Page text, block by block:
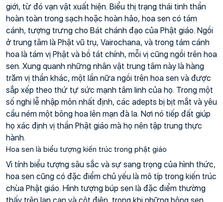
giới, từ đó vạn vật xuất hiện. Biểu thị trạng thái tinh thần
hoàn toàn trong sạch hoặc hoàn hảo, hoa sen có tám
cánh, tượng trưng cho Bát chánh đạo của Phật giáo. Ngồi
ở trung tâm là Phật vũ trụ, Vairochana, và trong tám cánh
hoa là tám vị Phật và bồ tát chính, mỗi vị cũng ngồi trên hoa
sen. Xung quanh những nhân vật trung tâm này là hàng
trăm vị thần khác, một lần nữa ngồi trên hoa sen và được
sắp xếp theo thứ tự sức mạnh tâm linh của họ. Trong một
số nghi lễ nhập môn nhất định, các adepts bị bịt mắt và yêu
cầu ném một bông hoa lên mạn đà la. Nơi nó tiếp đất giúp
họ xác định vị thần Phật giáo mà họ nên tập trung thực
hành.
Hoa sen là biểu tượng kiến trúc trong phật giáo
Vì tính biểu tượng sâu sắc và sự sang trọng của hình thức,
hoa sen cũng có đặc điểm chủ yếu là mô típ trong kiến ​​trúc
chùa Phật giáo. Hình tượng búp sen là đặc điểm thường